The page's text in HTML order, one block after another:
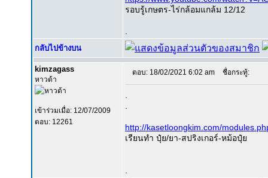
รอบรู้เกษตร-ไร่กล้อมแกล้ม 12/12
กลับไปข้างบน
kimzagass
หาวด้า
เข้าร่วมเมื่อ: 12/07/2009
ตอบ: 12261
ตอบ: 18/02/2021 6:02 am ชื่อกระทู้:
http://kasetloongkim.com/
เรียนทำ ปุ๋ย/ยา-สปริงเกอร์-หม้อปุ๋ย